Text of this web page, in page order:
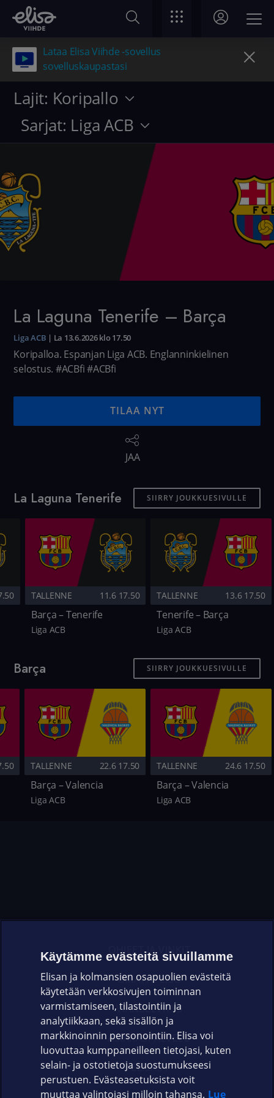
Lataa Elisa Viihde -sovellus
sovelluskaupastasi
Lajit: Koripallo
Sarjat: Liga ACB
La Laguna Tenerife – Barça
Liga ACB | La 13.6.2026 klo 17.50
Koripalloa. Espanjan Liga ACB. Englanninkielinen
selostus. #ACBfi#ACBfi
TILAA NYT
JAA
La Laguna Tenerife SIIRRY JOUKKUESIVULLE
TALLENNE 11.6 17.50
Barça – Tenerife
Liga ACB
TALLENNE 13.6 17.50
Tenerife – Barça
Liga ACB
Barça SIIRRY JOUKKUESIVULLE
TALLENNE 22.6 17.50
Barça – Valencia
Liga ACB
TALLENNE 24.6 17.50
Barça – Valencia
Liga ACB
OHJEET JA VINKIT
OMAYHTEISÖ
VIANSELVITYS
ASIAKASPALVELU
ELISA.FI
Käytämme evästeitä sivuillamme
Elisan ja kolmansien osapuolien evästeitä
käytetään verkkosivujen toiminnan
varmistamiseen, tilastointiin ja
analytiikkaan, sekä sisällön ja
markkinoinnin personointiin. Elisa voi
luovuttaa kumppaneilleen tietojasi, kuten
selain- ja ostotietoja suostumukseesi
perustuen. Evästeasetuksista voit
muuttaa valintojasi milloin tahansa. Lue